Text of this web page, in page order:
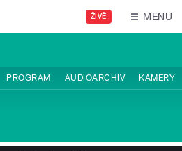
ŽIVĚ MENU
PROGRAM AUDIOARCHIV KAMERY